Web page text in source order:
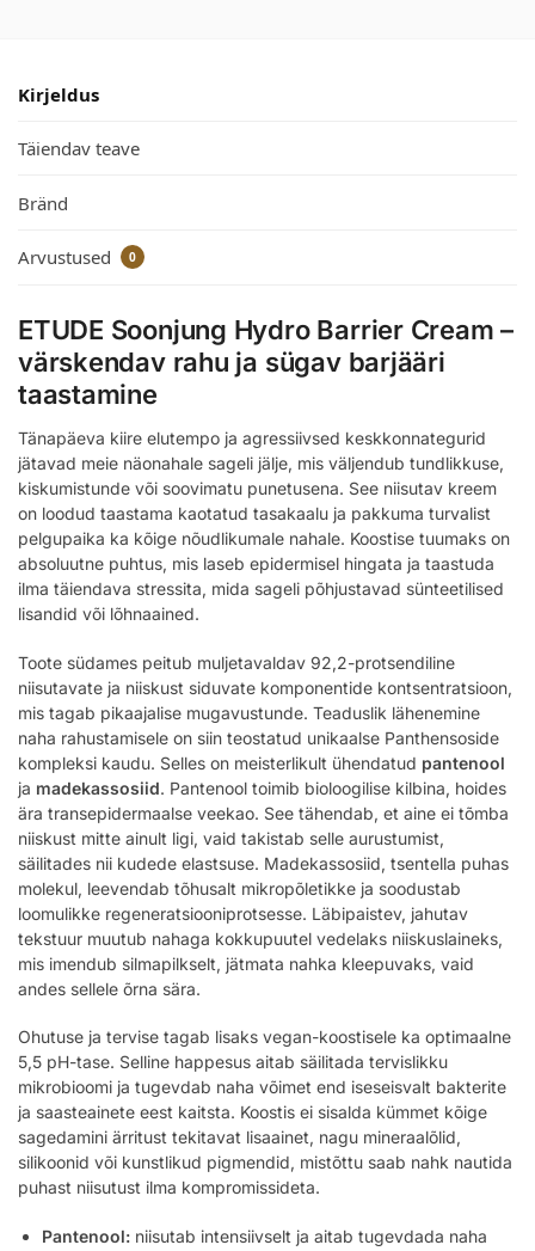
Kirjeldus
Täiendav teave
Bränd
Arvustused 0
ETUDE Soonjung Hydro Barrier Cream –
värskendav rahu ja sügav barjääri
taastamine
Tänapäeva kiire elutempo ja agressiivsed keskkonnategurid
jätavad meie näonahale sageli jälje, mis väljendub tundlikkuse,
kiskumistunde või soovimatu punetusena. See niisutav kreem
on loodud taastama kaotatud tasakaalu ja pakkuma turvalist
pelgupaika ka kõige nõudlikumale nahale. Koostise tuumaks on
absoluutne puhtus, mis laseb epidermisel hingata ja taastuda
ilma täiendava stressita, mida sageli põhjustavad sünteetilised
lisandid või lõhnaained.
Toote südames peitub muljetavaldav 92,2-protsendiline
niisutavate ja niiskust siduvate komponentide kontsentratsioon,
mis tagab pikaajalise mugavustunde. Teaduslik lähenemine
naha rahustamisele on siin teostatud unikaalse Panthensoside
kompleksi kaudu. Selles on meisterlikult ühendatud pantenool
ja madekassosiid. Pantenool toimib bioloogilise kilbina, hoides
ära transepidermaalse veekao. See tähendab, et aine ei tõmba
niiskust mitte ainult ligi, vaid takistab selle aurustumist,
säilitades nii kudede elastsuse. Madekassosiid, tsentella puhas
molekul, leevendab tõhusalt mikropõletikke ja soodustab
loomulikke regeneratsiooniprotsesse. Läbipaistev, jahutav
tekstuur muutub nahaga kokkupuutel vedelaks niiskuslaineks,
mis imendub silmapilkselt, jätmata nahka kleepuvaks, vaid
andes sellele õrna sära.
Ohutuse ja tervise tagab lisaks vegan-koostisele ka optimaalne
5,5 pH-tase. Selline happesus aitab säilitada tervislikku
mikrobioomi ja tugevdab naha võimet end iseseisvalt bakterite
ja saasteainete eest kaitsta. Koostis ei sisalda kümmet kõige
sagedamini ärritust tekitavat lisaainet, nagu mineraalõlid,
silikoonid või kunstlikud pigmendid, mistõttu saab nahk nautida
puhast niisutust ilma kompromissideta.
Pantenool: niisutab intensiivselt ja aitab tugevdada naha